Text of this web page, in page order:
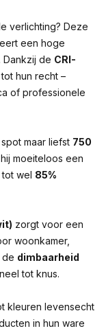
verlichting? Deze
een hoge
Dankzij de CRI-
hun recht –
of professionele
maar liefst 750
moeiteloos een
tot wel 85%
zorgt voor een
woonkamer,
de dimbaarheid
tot knus.
kleuren levensecht
in hun ware